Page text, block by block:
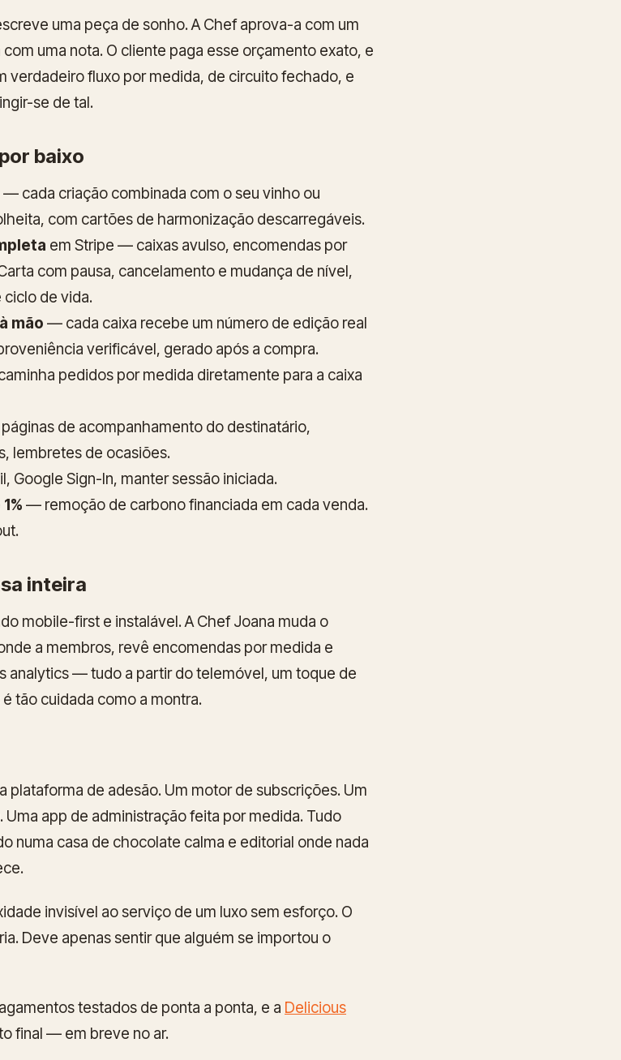
uma peça de sonho. A Chef aprova-a com um
uma nota. O cliente paga esse orçamento exato, e
verdadeiro fluxo por medida, de circuito fechado, e
se de tal.
baixo
— cada criação combinada com o seu vinho ou
com cartões de harmonização descarregáveis.
em Stripe — caixas avulso, encomendas por
com pausa, cancelamento e mudança de nível,
de vida.
mão — cada caixa recebe um número de edição real
verificável, gerado após a compra.
pedidos por medida diretamente para a caixa
de acompanhamento do destinatário,
lembretes de ocasiões.
Google Sign-In, manter sessão iniciada.
— remoção de carbono financiada em cada venda.
inteira
mobile-first e instalável. A Chef Joana muda o
a membros, revê encomendas por medida e
analytics — tudo a partir do telemóvel, um toque de
tão cuidada como a montra.
plataforma de adesão. Um motor de subscrições. Um
app de administração feita por medida. Tudo
numa casa de chocolate calma e editorial onde nada
.
invisível ao serviço de um luxo sem esforço. O
Deve apenas sentir que alguém se importou o
testados de ponta a ponta, e a Delicious
final — em breve no ar.